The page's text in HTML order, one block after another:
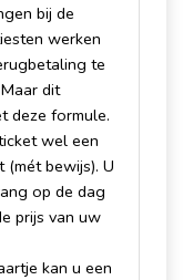
bij de
werken
te
dit
deze formule.
wel een
bewijs). U
op de dag
prijs van uw
kan u een